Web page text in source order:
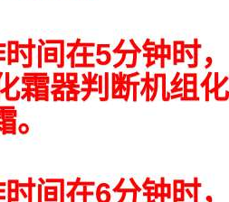
间在5分钟时
霜器判断机组
间在6分钟时